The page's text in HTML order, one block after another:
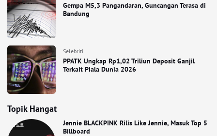
Gempa M5,3 Pangandaran, Guncangan Terasa di
Bandung
Selebriti
PPATK Ungkap Rp1,02 Triliun Deposit Ganjil
Terkait Piala Dunia 2026
Topik Hangat
Jennie BLACKPINK Rilis Like Jennie, Masuk Top 5
Billboard